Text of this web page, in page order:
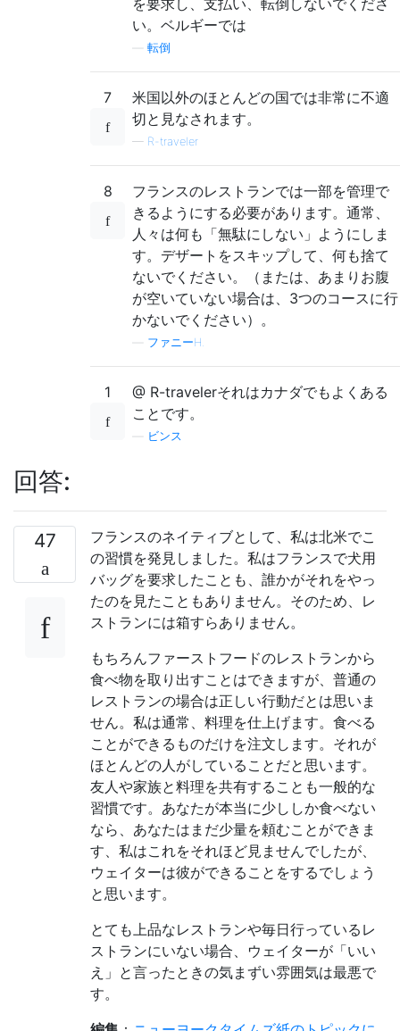
い。ベルギーでは
転倒
7
米国以外のほとんどの国では非常に不適
切と見なされます。
— R-traveler
8
フランスのレストランでは一部を管理で
きるようにする必要があります。通常、
人々は何も「無駄にしない」ようにしま
す。デザートをスキップして、何も捨て
ないでください。（または、あまりお腹
が空いていない場合は、3つのコースに行
かないでください）。
ファニーH.
1
@ R-travelerそれはカナダでもよくある
ことです。
ビンス
回答:
47
フランスのネイティブとして、私は北米でこ
の習慣を発見しました。私はフランスで犬用
バッグを要求したことも、誰かがそれをやっ
たのを見たこともありません。そのため、レ
ストランには箱すらありません。
もちろんファーストフードのレストランから
食べ物を取り出すことはできますが、普通の
レストランの場合は正しい行動だとは思いま
せん。私は通常、料理を仕上げます。食べる
ことができるものだけを注文します。それが
ほとんどの人がしていることだと思います。
友人や家族と料理を共有することも一般的な
習慣です。あなたが本当に少ししか食べない
なら、あなたはまだ少量を頼むことができま
す、私はこれをそれほど見ませんでしたが、
ウェイターは彼ができることをするでしょう
と思います。
とても上品なレストランや毎日行っているレ
ストランにいない場合、ウェイターが「いい
え」と言ったときの気まずい雰囲気は最悪で
す。